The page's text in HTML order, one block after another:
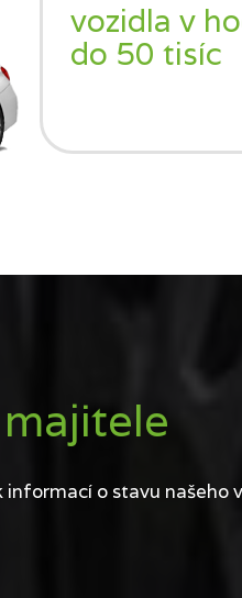
vozidla v
do 50 tisíc
majitele
o stavu našeho